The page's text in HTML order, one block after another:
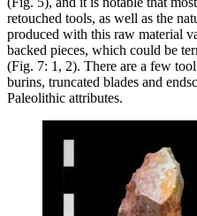
retouched tools, as well as the
produced with this raw material
backed pieces, which could be
(Fig. 7: 1, 2). There are a few
burins, truncated blades and
Paleolithic attributes.